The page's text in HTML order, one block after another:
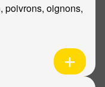
poivrons, oignons,